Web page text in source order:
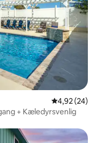
4,92 ud af 5 i
4,92 (24)
+ Kæledyrsvenlig